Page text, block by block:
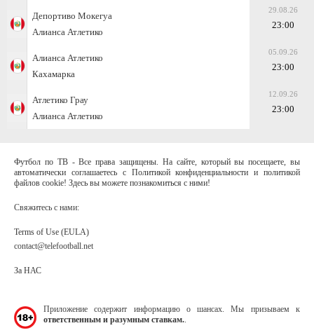
Депортиво Мокегуа
Алианса Атлетико
29.08.26
23:00
Алианса Атлетико
Кахамарка
05.09.26
23:00
Атлетико Грау
Алианса Атлетико
12.09.26
23:00
Футбол по ТВ - Все права защищены. На сайте, который вы посещаете, вы
автоматически соглашаетесь с Политикой конфиденциальности и политикой
файлов cookie! Здесь вы можете познакомиться с ними!
Свяжитесь с нами:
Terms of Use (EULA)
contact@telefootball.net
За НАС
Приложение содержит информацию о шансах. Мы призываем к
ответственным и разумным ставкам.